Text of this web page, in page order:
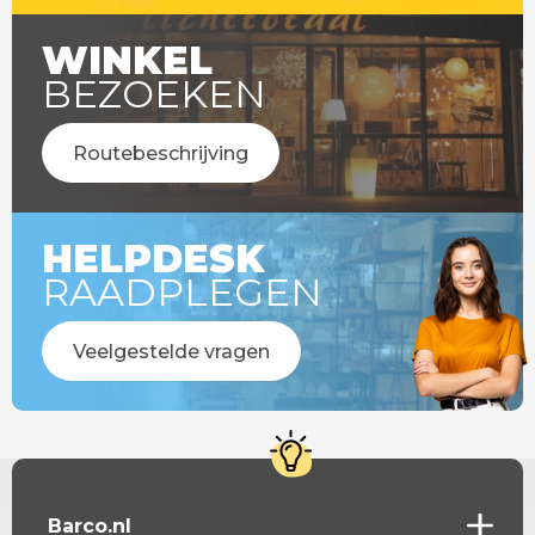
WINKEL
BEZOEKEN
Routebeschrijving
HELPDESK
RAADPLEGEN
Veelgestelde vragen
Barco.nl